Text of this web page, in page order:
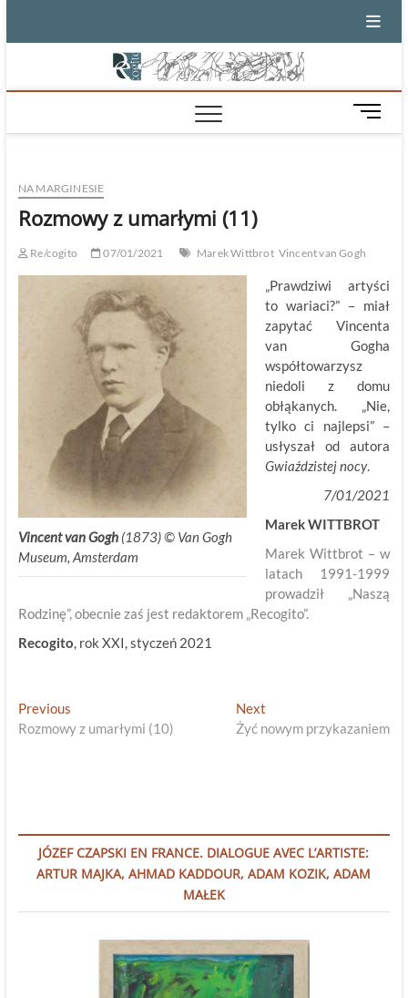
M
e
t
n
NA MARGINESIE
Rozmowy z umarłymi (11)
Re/cogito 07/01/2021 Marek Wittbrot Vincent van Gogh
Vincent van Gogh(1873) © Van Gogh
Museum, Amsterdam
„Prawdziwi artyści
to wariaci?” – miał
zapytać Vincenta
van Gogha
współtowarzysz
niedoli z domu
obłąkanych. „Nie,
tylko ci najlepsi” –
usłyszał od autora
Gwiaździstej nocy.
7/01/2021
Marek WITTBROT
Marek Wittbrot – w
latach 1991-1999
prowadził „Naszą
Rodzinę”, obecnie zaś jest redaktorem „Recogito”.
Recogito, rok XXI, styczeń 2021
Nawigacja
wpisu
PreviousPrevious
post:
Rozmowy z umarłymi (10)
Next
post:
Żyć nowym przykazaniem
JÓZEF CZAPSKI EN FRANCE. DIALOGUE AVEC L’ARTISTE:
ARTUR MAJKA, AHMAD KADDOUR, ADAM KOZIK, ADAM
MAŁEK